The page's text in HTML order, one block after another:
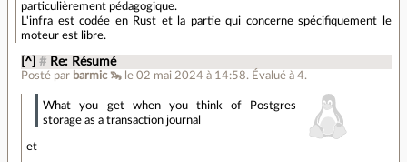
particulièrement pédagogique.
L'infra est codée en Rust et la partie qui concerne spécifiquement le
moteur est libre.
[^] # Re: Résumé
Posté par barmic 🦦 le 02 mai 2024 à 14:58. Évalué à4.
What you get when you think of Postgres
storage as a transaction journal
et